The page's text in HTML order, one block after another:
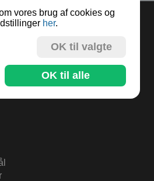
ved køb over 500,-.
vores brug af cookies og
her.
OK til valgte
OK til alle